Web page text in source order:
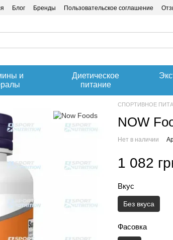
Блог Бренды Пользовательское соглашение
и
Диетическое
питание
СПОРТИВНОЕ
NOW
Нет в наличии
1 082
Вкус
Без вкуса
Фасовка